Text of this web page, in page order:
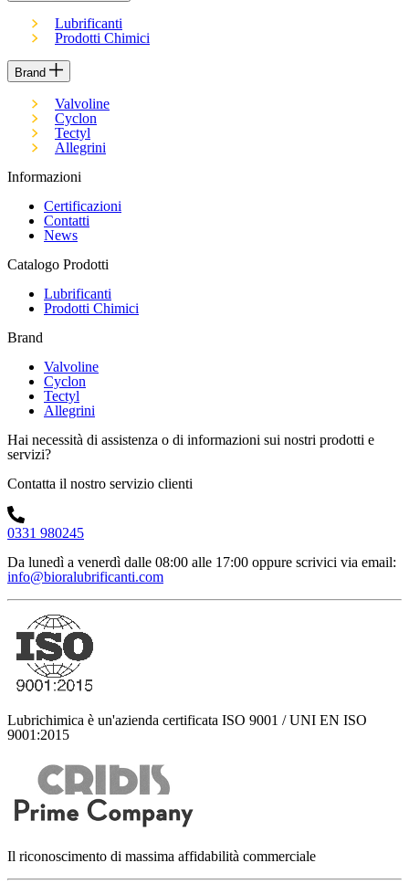
Lubrificanti
Prodotti Chimici
Brand
Valvoline
Cyclon
Tectyl
Allegrini
Informazioni
Certificazioni
Contatti
News
Catalogo Prodotti
Lubrificanti
Prodotti Chimici
Brand
Valvoline
Cyclon
Tectyl
Allegrini
Hai necessità di assistenza o di informazioni sui nostri prodotti e
servizi?
Contatta il nostro servizio clienti
0331 980245
Da lunedì a venerdì dalle 08:00 alle 17:00 oppure scrivici via email:
info@bioralubrificanti.com
Lubrichimica è un'azienda certificata ISO 9001 / UNI EN ISO
9001:2015
Il riconoscimento di massima affidabilità commerciale